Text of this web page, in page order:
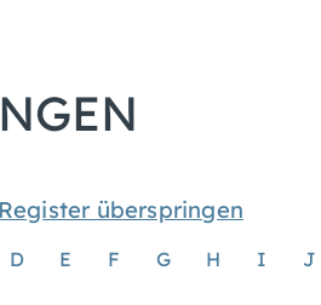
überspringen
D E F G H I J